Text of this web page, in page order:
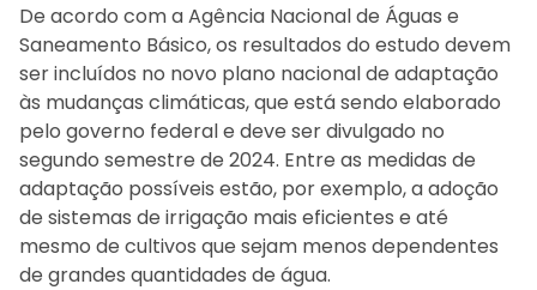
De acordo com a Agência Nacional de Águas e
Saneamento Básico, os resultados do estudo devem
ser incluídos no novo plano nacional de adaptação
às mudanças climáticas, que está sendo elaborado
pelo governo federal e deve ser divulgado no
segundo semestre de 2024. Entre as medidas de
adaptação possíveis estão, por exemplo, a adoção
de sistemas de irrigação mais eficientes e até
mesmo de cultivos que sejam menos dependentes
de grandes quantidades de água.